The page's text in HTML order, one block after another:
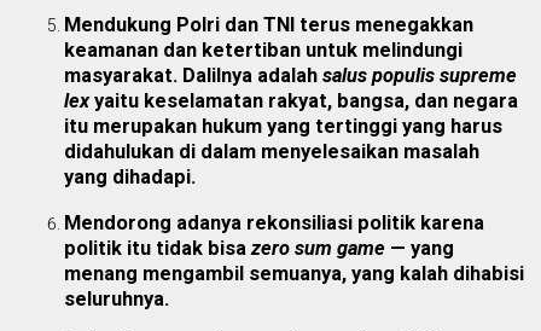
Mendukung Polri dan TNI terus menegakkan
keamanan dan ketertiban untuk melindungi
masyarakat. Dalilnya adalahsalus populis supreme
lexyaitu keselamatan rakyat, bangsa, dan negara
itu merupakan hukum yang tertinggi yang harus
didahulukan di dalam menyelesaikan masalah
yang dihadapi.
Mendorong adanya rekonsiliasi politik karena
politik itu tidak bisazero sum game — yang
menang mengambil semuanya, yang kalah dihabisi
seluruhnya.